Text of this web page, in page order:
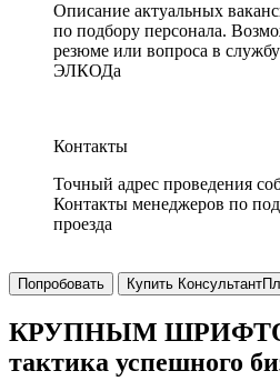
Описание актуальных
по подбору персонала.
резюме или вопроса в
ЭЛКОДа
Контакты
Точный адрес проведения
Контакты менеджеров по
проезда
Попробовать Купить
КРУПНЫМ
тактика успешного